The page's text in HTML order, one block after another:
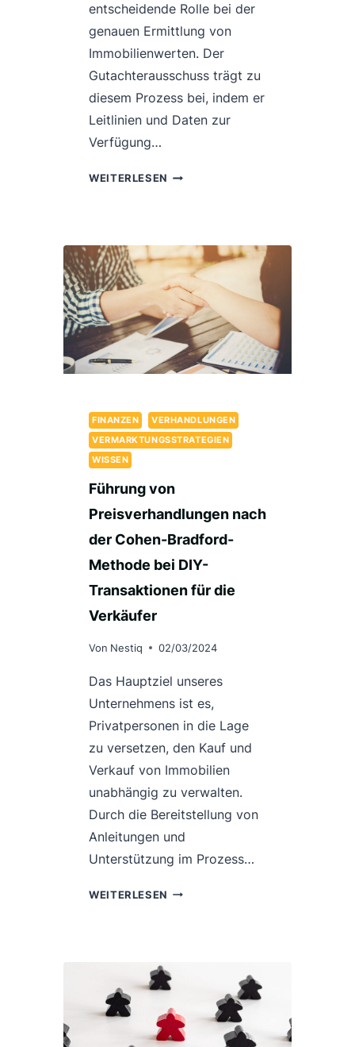
entscheidende Rolle bei der
genauen Ermittlung von
Immobilienwerten. Der
Gutachterausschuss trägt zu
diesem Prozess bei, indem er
Leitlinien und Daten zur
Verfügung…
WEITERLESEN DIE
ANHAND
DER
ERGEBNISSE
DES
GUTACHTERAUSSCHUSSES
UNTERSUCHEN
FINANZEN
VERHANDLUNGEN
VERMARKTUNGSSTRATEGIEN
WISSEN
Führung von
Preisverhandlungen nach
der Cohen-Bradford-
Methode bei DIY-
Transaktionen für die
Verkäufer
Von Nestiq 02/03/2024
Das Hauptziel unseres
Unternehmens ist es,
Privatpersonen in die Lage
zu versetzen, den Kauf und
Verkauf von Immobilien
unabhängig zu verwalten.
Durch die Bereitstellung von
Anleitungen und
Unterstützung im Prozess…
WEITERLESEN FÜHRUNG
COHEN-
BRADFORD-
METHODE
BEI